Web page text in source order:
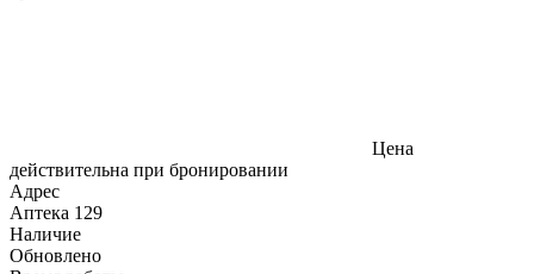
Цена
действительна при бронировании
Адрес
Аптека 129
Наличие
Обновлено